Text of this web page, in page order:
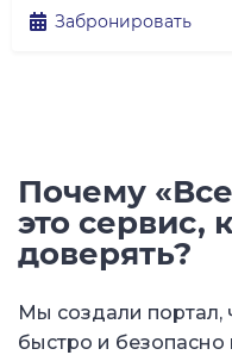
Забронировать
Почему
это сервис,
доверять?
Мы создали портал,
быстро и